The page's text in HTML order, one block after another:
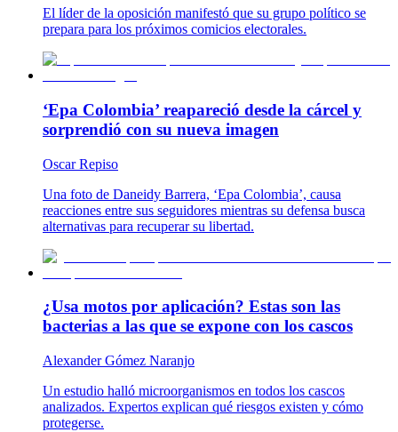
El líder de la oposición manifestó que su grupo político se
prepara para los próximos comicios electorales.
‘Epa Colombia’ reapareció desde la cárcel y
sorprendió con su nueva imagen
Oscar Repiso
Una foto de Daneidy Barrera, ‘Epa Colombia’, causa
reacciones entre sus seguidores mientras su defensa busca
alternativas para recuperar su libertad.
¿Usa motos por aplicación? Estas son las
bacterias a las que se expone con los cascos
Alexander Gómez Naranjo
Un estudio halló microorganismos en todos los cascos
analizados. Expertos explican qué riesgos existen y cómo
protegerse.